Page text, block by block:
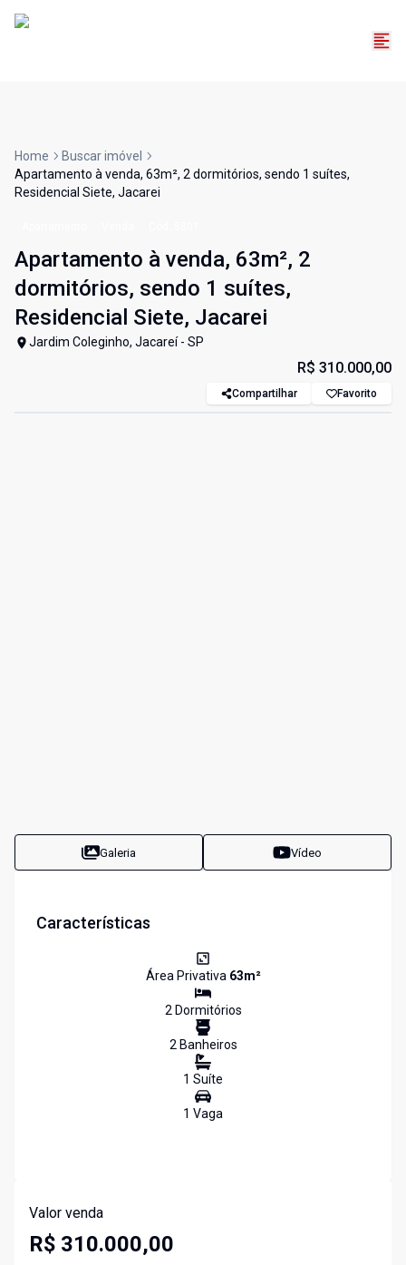
Home
Buscar imóvel
Apartamento à venda, 63m², 2 dormitórios, sendo 1 suítes,
Residencial Siete, Jacarei
Apartamento à venda, 63m², 2
dormitórios, sendo 1 suítes,
Residencial Siete, Jacarei
Jardim Coleginho, Jacareí - SP
R$ 310.000,00
Compartilhar Favorito
Galeria Vídeo
Características
Área Privativa 63m²
2Dormitórios
2Banheiros
1 Suíte
1 Vaga
Valor venda
R$ 310.000,00